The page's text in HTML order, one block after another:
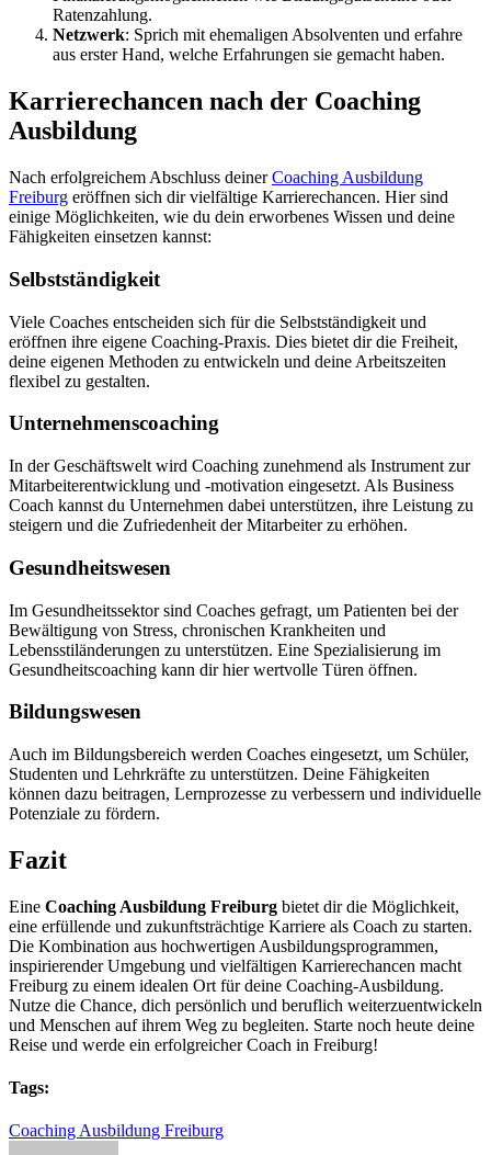
Ratenzahlung.
Netzwerk: Sprich mit ehemaligen Absolventen und erfahre
aus erster Hand, welche Erfahrungen sie gemacht haben.
Karrierechancen nach der Coaching
Ausbildung
Nach erfolgreichem Abschluss deinerCoaching Ausbildung
Freiburg eröffnen sich dir vielfältige Karrierechancen. Hier sind
einige Möglichkeiten, wie du dein erworbenes Wissen und deine
Fähigkeiten einsetzen kannst:
Selbstständigkeit
Viele Coaches entscheiden sich für die Selbstständigkeit und
eröffnen ihre eigene Coaching-Praxis. Dies bietet dir die Freiheit,
deine eigenen Methoden zu entwickeln und deine Arbeitszeiten
flexibel zu gestalten.
Unternehmenscoaching
In der Geschäftswelt wird Coaching zunehmend als Instrument zur
Mitarbeiterentwicklung und -motivation eingesetzt. Als Business
Coach kannst du Unternehmen dabei unterstützen, ihre Leistung zu
steigern und die Zufriedenheit der Mitarbeiter zu erhöhen.
Gesundheitswesen
Im Gesundheitssektor sind Coaches gefragt, um Patienten bei der
Bewältigung von Stress, chronischen Krankheiten und
Lebensstiländerungen zu unterstützen. Eine Spezialisierung im
Gesundheitscoaching kann dir hier wertvolle Türen öffnen.
Bildungswesen
Auch im Bildungsbereich werden Coaches eingesetzt, um Schüler,
Studenten und Lehrkräfte zu unterstützen. Deine Fähigkeiten
können dazu beitragen, Lernprozesse zu verbessern und individuelle
Potenziale zu fördern.
Fazit
Eine Coaching Ausbildung Freiburg bietet dir die Möglichkeit,
eine erfüllende und zukunftsträchtige Karriere als Coach zu starten.
Die Kombination aus hochwertigen Ausbildungsprogrammen,
inspirierender Umgebung und vielfältigen Karrierechancen macht
Freiburg zu einem idealen Ort für deine Coaching-Ausbildung.
Nutze die Chance, dich persönlich und beruflich weiterzuentwickeln
und Menschen auf ihrem Weg zu begleiten. Starte noch heute deine
Reise und werde ein erfolgreicher Coach in Freiburg!
Tags:
Coaching Ausbildung Freiburg